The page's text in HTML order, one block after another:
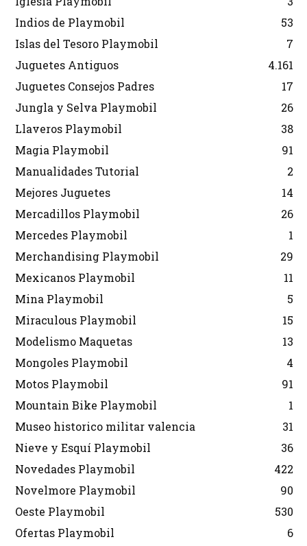
Indios de Playmobil
53
Islas del Tesoro Playmobil
7
Juguetes Antiguos
4.161
Juguetes Consejos Padres
17
Jungla y Selva Playmobil
26
Llaveros Playmobil
38
Magia Playmobil
91
Manualidades Tutorial
2
Mejores Juguetes
14
Mercadillos Playmobil
26
Mercedes Playmobil
1
Merchandising Playmobil
29
Mexicanos Playmobil
11
Mina Playmobil
5
Miraculous Playmobil
15
Modelismo Maquetas
13
Mongoles Playmobil
4
Motos Playmobil
91
Mountain Bike Playmobil
1
Museo historico militar valencia
31
Nieve y Esquí Playmobil
36
Novedades Playmobil
422
Novelmore Playmobil
90
Oeste Playmobil
530
Ofertas Playmobil
6